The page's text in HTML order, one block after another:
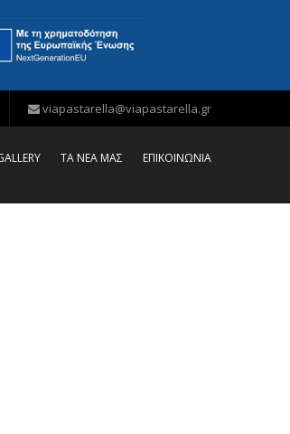
viapastarella@viapastarella.gr
ΤΑ ΝΕΑ ΜΑΣ ΕΠΙΚΟΙΝΩΝΙΑ